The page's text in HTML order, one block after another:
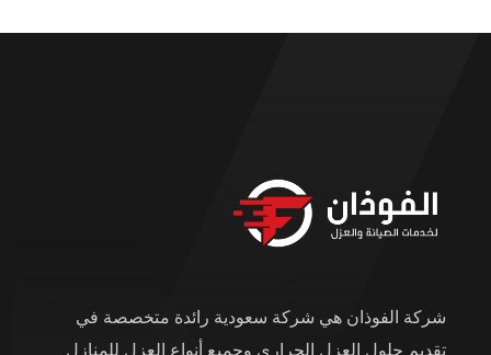
شركة الفوذان هي شركة سعودية رائدة متخصصة في
تقديم حلول العزل الحراري وجميع أنواع العزل للمنازل